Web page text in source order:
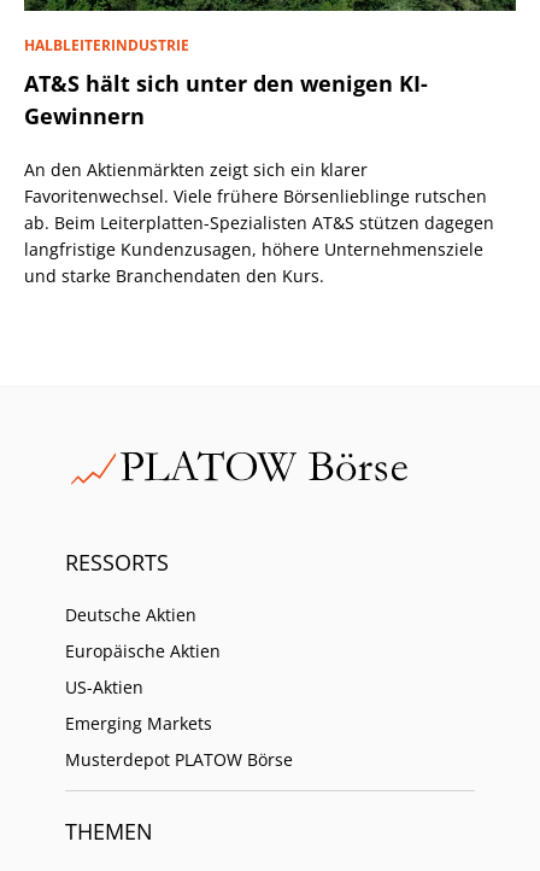
HALBLEITERINDUSTRIE
AT&S hält sich unter den wenigen KI-
Gewinnern
An den Aktienmärkten zeigt sich ein klarer
Favoritenwechsel. Viele frühere Börsenlieblinge rutschen
ab. Beim Leiterplatten-Spezialisten AT&S stützen dagegen
langfristige Kundenzusagen, höhere Unternehmensziele
und starke Branchendaten den Kurs.
RESSORTS
Deutsche Aktien
Europäische Aktien
US-Aktien
Emerging Markets
Musterdepot PLATOW Börse
THEMEN